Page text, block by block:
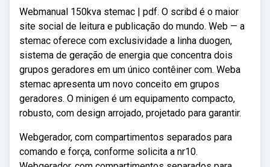
Webmanual 150kva stemac | pdf. O scribd é o maior
site social de leitura e publicação do mundo. Web — a
stemac oferece com exclusividade a linha duogen,
sistema de geração de energia que concentra dois
grupos geradores em um único contêiner com. Weba
stemac apresenta um novo conceito em grupos
geradores. O minigen é um equipamento compacto,
robusto, com design arrojado, projetado para garantir.
Webgerador, com compartimentos separados para
comando e força, conforme solicita a nr10.